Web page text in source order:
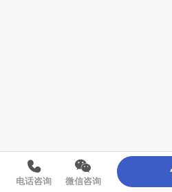
电话咨询 微信咨询